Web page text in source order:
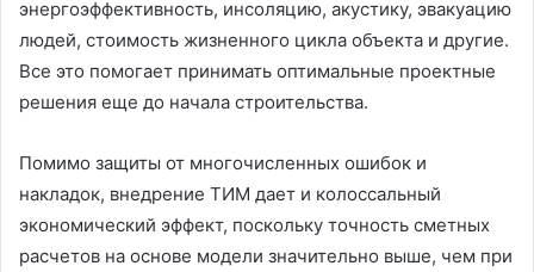
энергоэффективность, инсоляцию, акустику, эвакуацию
людей, стоимость жизненного цикла объекта и другие.
Все это помогает принимать оптимальные проектные
решения еще до начала строительства.
Помимо защиты от многочисленных ошибок и
накладок, внедрение ТИМ дает и колоссальный
экономический эффект, поскольку точность сметных
расчетов на основе модели значительно выше, чем при